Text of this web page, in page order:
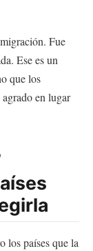
Fue
Ese es un
que los
en lugar
los países que la